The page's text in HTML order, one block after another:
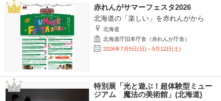
赤れんがサマーフェスタ2026
北海道の「楽しい」を赤れんがから
北海道
北海道庁旧本庁舎（赤れんが庁舎）
2026年7月5日(日)～9月12日(土)
特別展「光と遊ぶ！超体験型ミュー
ジアム 魔法の美術館」(北海道)